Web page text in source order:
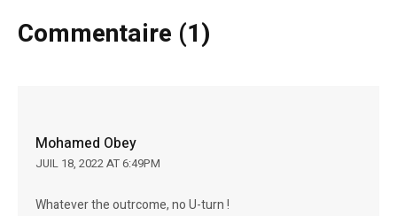
Commentaire (1)
Mohamed Obey
JUIL 18, 2022 AT 6:49PM
Whatever the outrcome, no U-turn !